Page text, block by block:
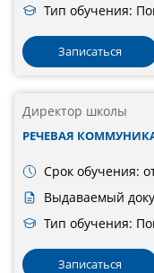
Тип обучения:
Записаться
Директор школы
РЕЧЕВАЯ
Срок обучения:
Выдаваемый
Тип обучения:
Записаться